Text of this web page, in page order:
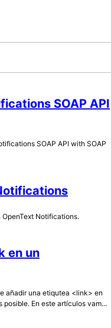
SOAP API
SOAP API with SOAP
Notifications.
en un
añadir una etiqutea <link> en
En este artículos vam...